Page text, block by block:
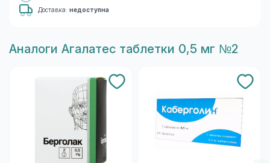
Доставка: недоступна
Aналоги Агалатес таблетки 0,5 мг №2